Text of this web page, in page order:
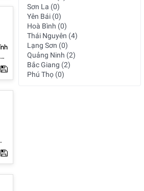
Sơn La (0)
Yên Bái (0)
Hoà Bình (0)
Thái Nguyên (4)
Lạng Sơn (0)
Quảng Ninh (2)
Bắc Giang (2)
Phú Thọ (0)